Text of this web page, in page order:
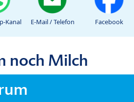
Kanal E-Mail / Telefon Facebook
noch Milch